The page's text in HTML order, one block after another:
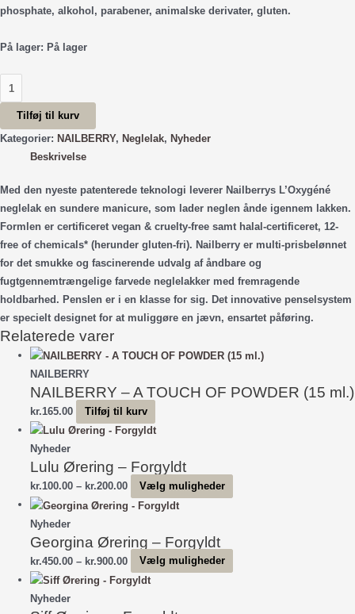
phosphate, alkohol, parabener, animalske derivater, gluten.
På lager: På lager
NAILBERRY
Sacred
Lotus
(15
Tilføj til kurv
Kategorier: NAILBERRY, Neglelak, Nyheder
Beskrivelse
Med den nyeste patenterede teknologi leverer Nailberrys L’Oxygéné
neglelak en sundere manicure, som lader neglen ånde igennem lakken.
Formlen er certificeret vegan & cruelty-free samt halal-certificeret, 12-
free of chemicals* (herunder gluten-fri). Nailberry er multi-prisbelønnet
for det smukke og fascinerende udvalg af åndbare og
fugtgennemtrængelige farvede neglelakker med fremragende
holdbarhed. Penslen er i en klasse for sig. Det innovative penselsystem
er specielt designet for at muliggøre en jævn, ensartet påføring.
Relaterede varer
NAILBERRY
NAILBERRY – A TOUCH OF POWDER (15 ml.)
kr.165.00 Tilføj til kurv
Nyheder
Lulu Ørering – Forgyldt
kr.100.00 – kr.200.00Prisinterval:
kr.100.00
kr.200.00
Vælg muligheder
Nyheder
Georgina Ørering – Forgyldt
kr.450.00 – kr.900.00Prisinterval:
kr.450.00
Vælg muligheder
Nyheder